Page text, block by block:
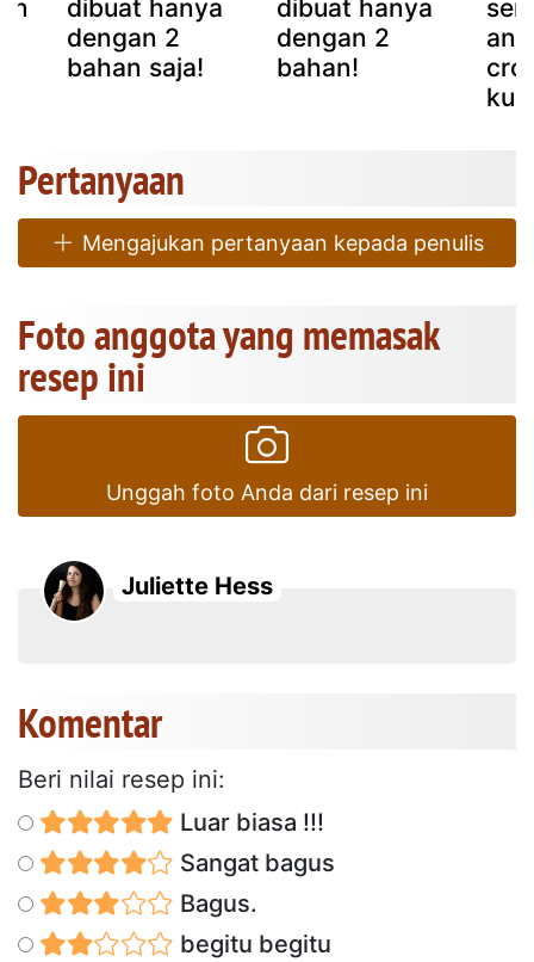
dibuat hanya
dengan 2
bahan saja!
dibuat hanya
dengan 2
bahan!
Pertanyaan
Mengajukan pertanyaan kepada penulis
Foto anggota yang memasak
resep ini
Unggah foto Anda dari resep ini
Juliette Hess
Komentar
Beri nilai resep ini:
Luar biasa !!!
Sangat bagus
Bagus.
begitu begitu